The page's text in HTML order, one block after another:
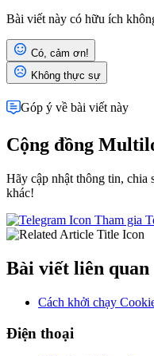
Bài viết này có hữu ích
Có, cảm ơn!
Không thực sự
Góp ý về bài viết này
Cộng đồng
Hãy cập nhật thông tin, chia
khác!
Tham gia
Bài viết liên quan
Cách khởi chạy
Điện thoại